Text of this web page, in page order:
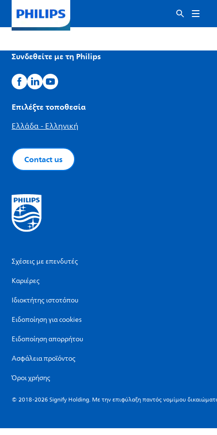
Συνδεθείτε με τη Philips
Επιλέξτε τοποθεσία
Ελλάδα - Ελληνική
Contact us
Σχέσεις με επενδυτές
Καριέρες
Ιδιοκτήτης ιστοτόπου
Ειδοποίηση για cookies
Ειδοποίηση απορρήτου
Ασφάλεια προϊόντος
Όροι χρήσης
© 2018-2026 Signify Holding. Με την επιφύλαξη παντός νομίμου